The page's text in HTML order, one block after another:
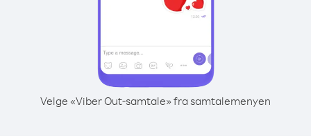
Velge «Viber Out-samtale» fra samtalemenyen